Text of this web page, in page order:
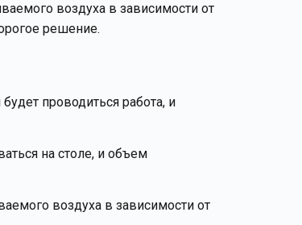
воздуха в зависимости от
решение.
проводиться работа, и
на столе, и объем
воздуха в зависимости от